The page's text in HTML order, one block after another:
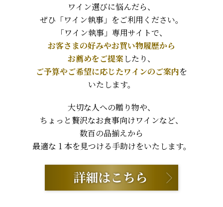
ワイン選びに悩んだら、
ぜひ「ワイン執事」をご利用ください。
「ワイン執事」専用サイトで、
お客さまの好みやお買い物履歴から
お薦めをご提案したり、
ご予算やご希望に応じたワインのご案内を
いたします。
大切な人への贈り物や、
ちょっと贅沢なお食事向けワインなど、
数百の品揃えから
最適な 1 本を見つける手助けをいたします。